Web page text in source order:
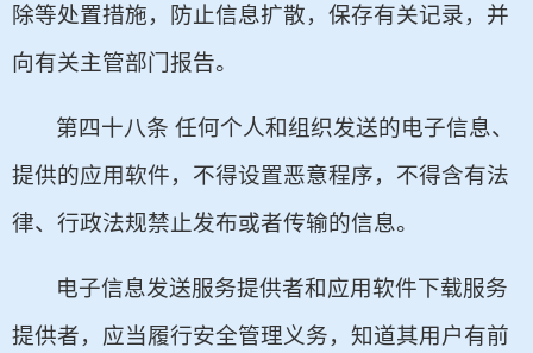
除等处置措施，防止信息扩散，保存有关记录，并
向有关主管部门报告。
第四十八条 任何个人和组织发送的电子信息、
提供的应用软件，不得设置恶意程序，不得含有法
律、行政法规禁止发布或者传输的信息。
电子信息发送服务提供者和应用软件下载服务
提供者，应当履行安全管理义务，知道其用户有前